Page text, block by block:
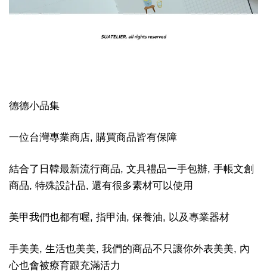
德德小品集
一位台灣專業商店, 購買商品皆有保障
結合了日韓最新流行商品, 文具禮品一手包辦, 手帳文創
商品, 特殊設計品, 還有很多素材可以使用
美甲我們也都有喔, 指甲油, 保養油, 以及專業器材
手美美, 生活也美美, 我們的商品不只讓你外表美美, 內
心也會被療育跟充滿活力